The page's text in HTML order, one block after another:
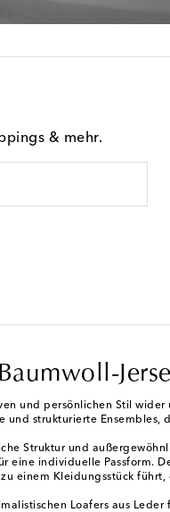
& mehr.
und persönlichen Stil
strukturierte Ensembles,
Struktur und
individuelle Passform.
einem Kleidungsstück
Loafers aus